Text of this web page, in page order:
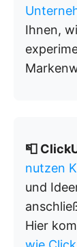
Ihnen,
📮
nutzen
und
Hier